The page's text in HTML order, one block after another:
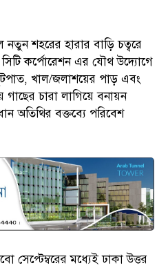
শহরের হারার বাড়ি চত্বরে
সিটি কর্পোরেশন এর যৌথ উদ্যোগে
খাল/জলাশয়ের পাড় এবং
চারা লাগিয়ে বনায়ন
অতিথির বক্তব্যে পরিবেশ
সেপ্টেম্বরের মধ্যেই ঢাকা উত্তর